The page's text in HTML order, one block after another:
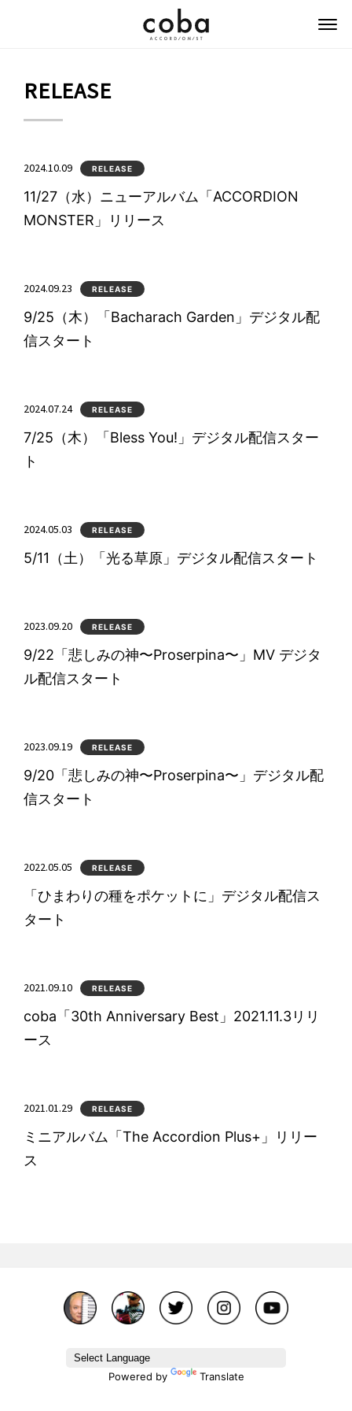
RELEASE
2024.10.09 RELEASE
11/27（水）ニューアルバム「ACCORDION
MONSTER」リリース
2024.09.23 RELEASE
9/25（木）「Bacharach Garden」デジタル配
信スタート
2024.07.24 RELEASE
7/25（木）「Bless You!」デジタル配信スター
ト
2024.05.03 RELEASE
5/11（土）「光る草原」デジタル配信スタート
2023.09.20 RELEASE
9/22「悲しみの神〜Proserpina〜」MV デジタ
ル配信スタート
2023.09.19 RELEASE
9/20「悲しみの神〜Proserpina〜」デジタル配
信スタート
2022.05.05 RELEASE
「ひまわりの種をポケットに」デジタル配信ス
タート
2021.09.10 RELEASE
coba「30th Anniversary Best」2021.11.3リリ
ース
2021.01.29 RELEASE
ミニアルバム「The Accordion Plus+」リリー
ス
Powered by Translate